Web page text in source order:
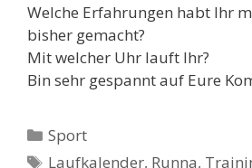
Welche Erfahrungen habt Ihr
bisher gemacht?
Mit welcher Uhr lauft Ihr?
Bin sehr gespannt auf Eure
Kategorien
Sport
Schlagwörter
Laufkalender, Runna,